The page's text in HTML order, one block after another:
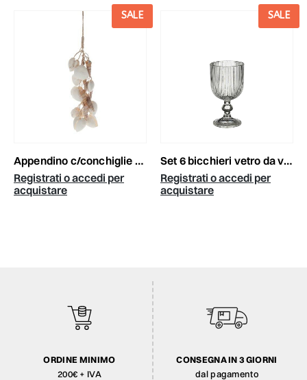
SALE
appendino c/conchiglie naturale
Registrati o accedi per
acquistare
SALE
set 6 bicchieri vetro da vino c/base-merlot-d.8h.14,5cm trsprnt
Registrati o accedi per
acquistare
ORDINE MINIMO
200€ + IVA
CONSEGNA IN 3 GIORNI
dal pagamento